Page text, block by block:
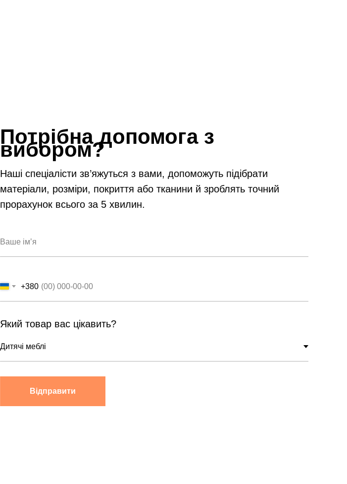
Потрібна допомога з
вибором?
Наші спеціалісти зв’яжуться з вами, допоможуть підібрати
матеріали, розміри, покриття або тканини й зроблять точний
прорахунок всього за 5 хвилин.
+380
Який товар вас цікавить?
Відправити